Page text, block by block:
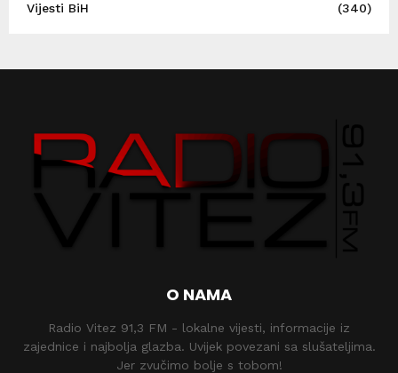
Vijesti BiH
(340)
O NAMA
Radio Vitez 91,3 FM - lokalne vijesti, informacije iz
zajednice i najbolja glazba. Uvijek povezani sa slušateljima.
Jer zvučimo bolje s tobom!